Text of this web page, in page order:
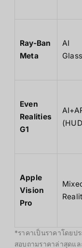
Ray-Ban
Meta
AI
Even
Realities
G1
Apple
Vision
Pro
*ราคาเป็นราคาโดย
สอบถามราคาล่าสุดแล